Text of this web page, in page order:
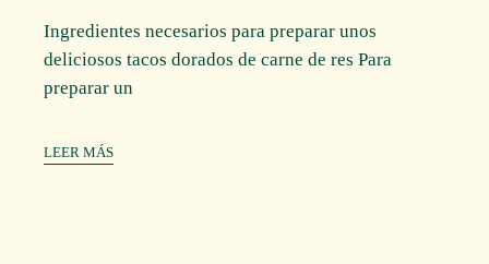
Ingredientes necesarios para preparar unos
deliciosos tacos dorados de carne de res Para
preparar un
LEER MÁS